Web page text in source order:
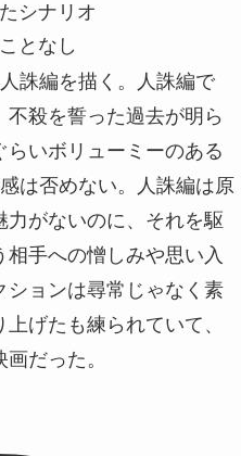
シナリオ
となし
誅編を描く。人誅編で
殺を誓った過去が明ら
いボリューミーのある
は否めない。人誅編は原
がないのに、それを駆
手への憎しみや思い入
ションは尋常じゃなく素
げたも練られていて、
だった。